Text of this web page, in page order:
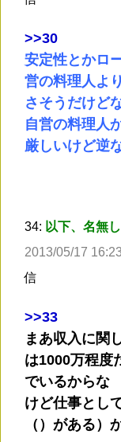
>>30
安定性とかロ
営の料理人よ
さそうだけど
自営の料理人
厳しいけど逆
34: 以下、名無
2013/05/17
信
>>33
まあ収入に関
は1000万程度
でいるからな
けど仕事とし
（）がある）